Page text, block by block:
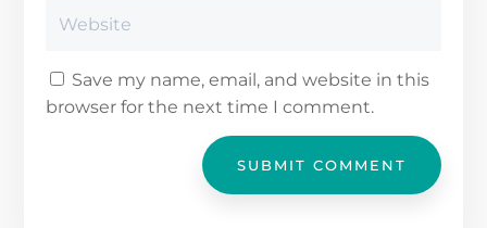
Save my name, email, and website in this
browser for the next time I comment.
SUBMIT COMMENT